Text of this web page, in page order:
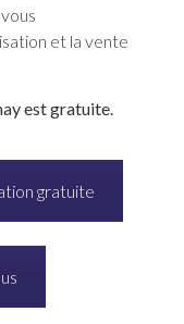
et la vente
est gratuite.
gratuite